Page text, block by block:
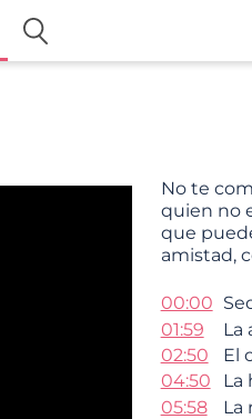
No te
quien no
que
amistad,
00:00
01:59
La
02:50
El
04:50
La
05:58
La